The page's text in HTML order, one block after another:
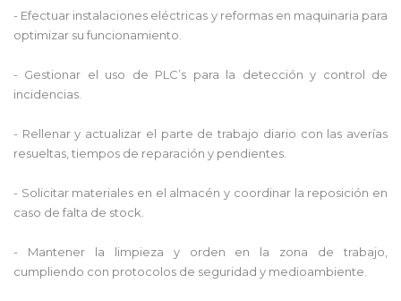
- Efectuar instalaciones eléctricas y reformas en maquinaria para
optimizar su funcionamiento.
- Gestionar el uso de PLC’s para la detección y control de
incidencias.
- Rellenar y actualizar el parte de trabajo diario con las averías
resueltas, tiempos de reparación y pendientes.
- Solicitar materiales en el almacén y coordinar la reposición en
caso de falta de stock.
- Mantener la limpieza y orden en la zona de trabajo,
cumpliendo con protocolos de seguridad y medioambiente.